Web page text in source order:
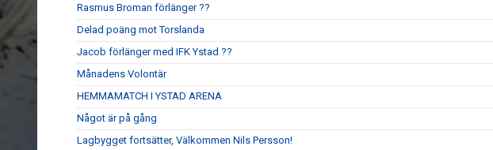
Rasmus Broman förlänger ??
Delad poäng mot Torslanda
Jacob förlänger med IFK Ystad ??
Månadens Volontär
HEMMAMATCH I YSTAD ARENA
Något är på gång
Lagbygget fortsätter, Välkommen Nils Persson!